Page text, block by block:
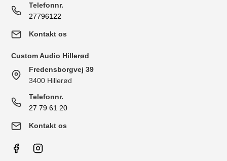
Telefonnr.
27796122
Kontakt os
Custom Audio Hillerød
Fredensborgvej 39
3400 Hillerød
Telefonnr.
27 79 61 20
Kontakt os